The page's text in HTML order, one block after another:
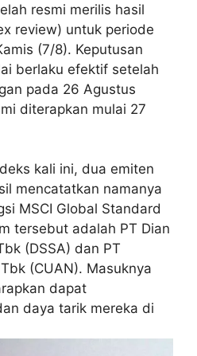
resmi merilis hasil
review) untuk periode
(7/8). Keputusan
berlaku efektif setelah
pada 26 Agustus
diterapkan mulai 27
kali ini, dua emiten
mencatatkan namanya
MSCI Global Standard
tersebut adalah PT Dian
(DSSA) dan PT
(CUAN). Masuknya
dapat
daya tarik mereka di